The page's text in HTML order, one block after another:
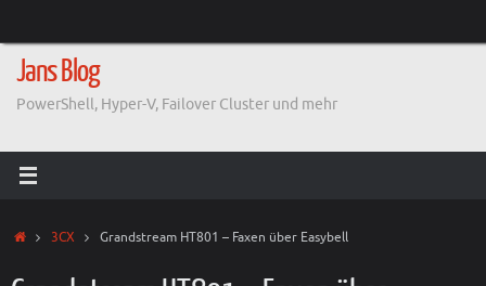
springen
Jans Blog
PowerShell, Hyper-V, Failover Cluster und mehr
Start3CX Grandstream HT801 – Faxen über Easybell